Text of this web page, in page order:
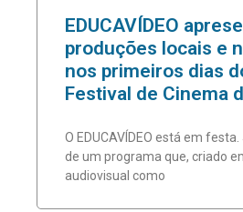
EDUCAVÍDEO
produções locais e
nos primeiros dias
Festival de Cinema
O EDUCAVÍDEO está em
de um programa que, criado
audiovisual como